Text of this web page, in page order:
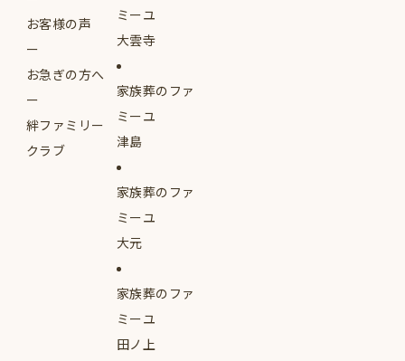
お客様の声
お急ぎの方へ
絆ファミリー
クラブ
ミーユ
大雲寺
家族葬のファ
ミーユ
津島
家族葬のファ
ミーユ
大元
家族葬のファ
ミーユ
田ノ上